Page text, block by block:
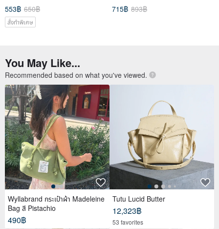
553฿ 650฿
สั่งทำพิเศษ
715฿ 893฿
You May Like...
Recommended based on what you've viewed.
Wyllabrand กระเป๋าผ้า Madeleine
Bag สี Pistachio
490฿
Tutu Lucid Butter
12,323฿
53 favorites